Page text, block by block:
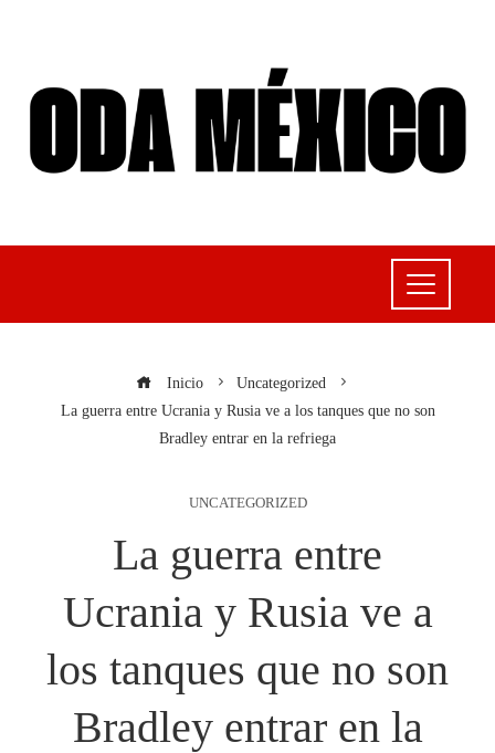
Inicio
Uncategorized
La guerra entre Ucrania y Rusia ve a los tanques que no son
Bradley entrar en la refriega
UNCATEGORIZED
La guerra entre
Ucrania y Rusia ve a
los tanques que no son
Bradley entrar en la